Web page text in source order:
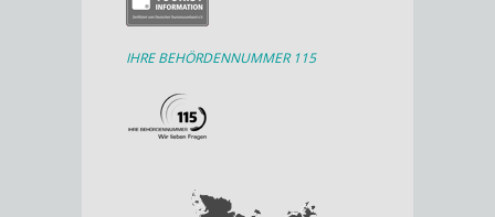
IHRE BEHÖRDENNUMMER 115